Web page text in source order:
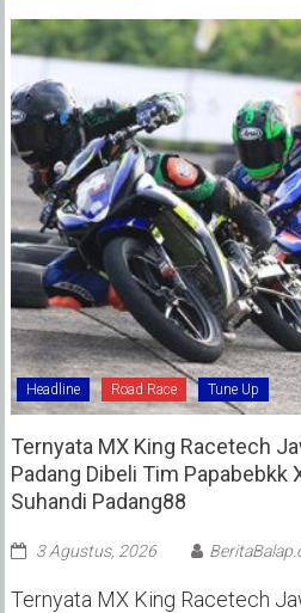
Headline Road Race Tune Up
Ternyata MX King Racetech
Padang Dibeli Tim Papabebkk
Suhandi Padang88
3 Agustus, 2026
Ternyata MX King Racetech